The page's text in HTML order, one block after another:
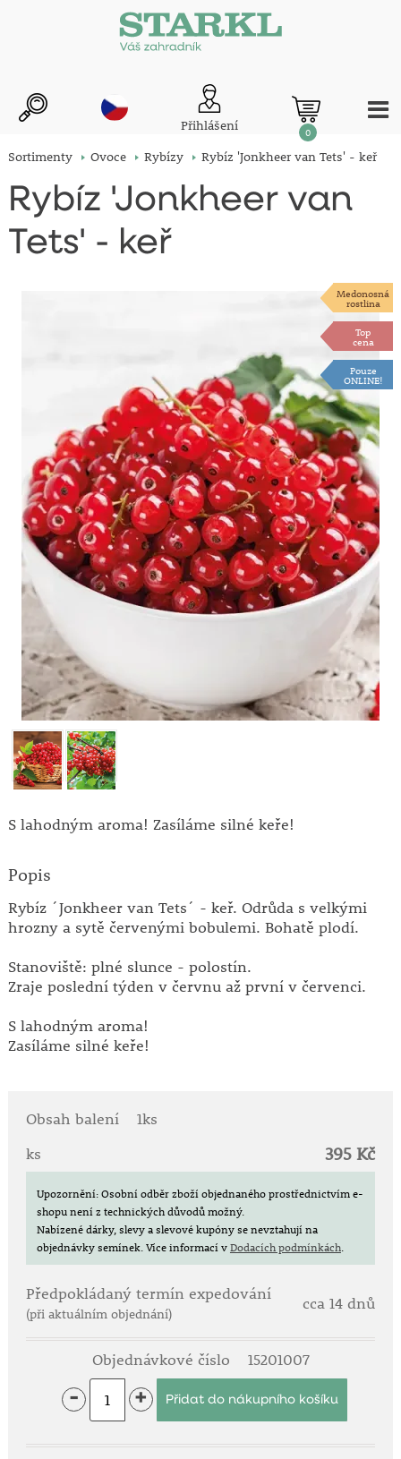
Přihlášení 0
Sortimenty Ovoce Rybízy Rybíz 'Jonkheer van Tets' - keř
Rybíz 'Jonkheer van
Tets' - keř
Medonosná
rostlina
Top
cena
Pouze
ONLINE!
S lahodným aroma! Zasíláme silné keře!
Popis
Rybíz ´Jonkheer van Tets´ - keř. Odrůda s velkými
hrozny a sytě červenými bobulemi. Bohatě plodí.
Stanoviště: plné slunce - polostín.
Zraje poslední týden v červnu až první v červenci.
S lahodným aroma!
Zasíláme silné keře!
Obsah balení
1ks
ks
395 Kč
Upozornění: Osobní odběr zboží objednaného prostřednictvím e-
shopu není z technických důvodů možný.
Nabízené dárky, slevy a slevové kupóny se nevztahují na
objednávky semínek.Více informací vDodacích podmínkách.
Předpokládaný termín expedování
(při aktuálním objednání)
cca 14 dnů
Objednávkové číslo 15201007
- +